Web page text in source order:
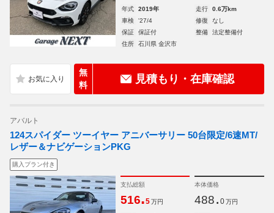
年式 2019年 走行
0.6万km
車検
'27/4 修復
なし
保証
保証付 整備
法定整備付
住所
石川県 金沢市
無
料
見積もり・在庫確認
アバルト
124スパイダー ツーイヤー アニバーサリー 50台限定/6速MT/
レザー＆ナビゲーションPKG
購入プラン付き
支払総額
516.5 万円
本体価格
488. 0 万円